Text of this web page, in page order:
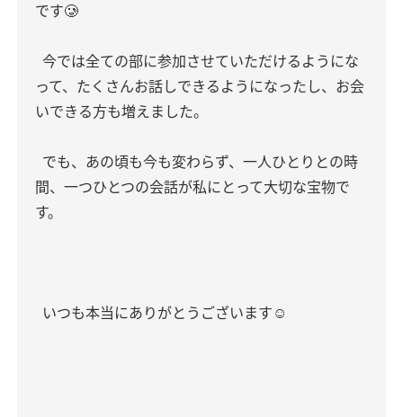
です🥲
今では全ての部に参加させていただけるようにな
って、たくさんお話しできるようになったし、お会
いできる方も増えました。
でも、あの頃も今も変わらず、一人ひとりとの時
間、一つひとつの会話が私にとって大切な宝物で
す。
いつも本当にありがとうございます☺︎